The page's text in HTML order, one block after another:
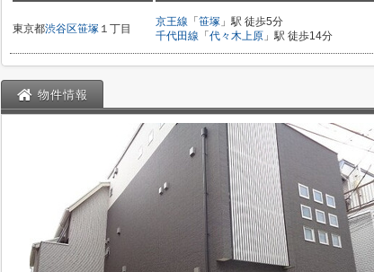
東京都渋谷区笹塚 １丁目
京王線 「 笹塚 」駅 徒歩5分
千代田線 「 代々木上原 」駅 徒歩14分
物件情報